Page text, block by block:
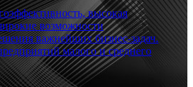
высокая
возможности
важнейших бизнес-задач.
малого и среднего